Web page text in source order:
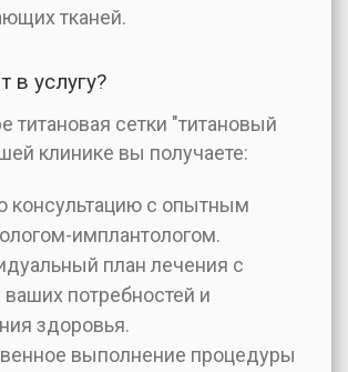
тканей.
в услугу?
титановая сетки "титановый
клинике вы получаете:
консультацию с опытным
имплантологом.
план лечения с
потребностей и
здоровья.
выполнение процедуры